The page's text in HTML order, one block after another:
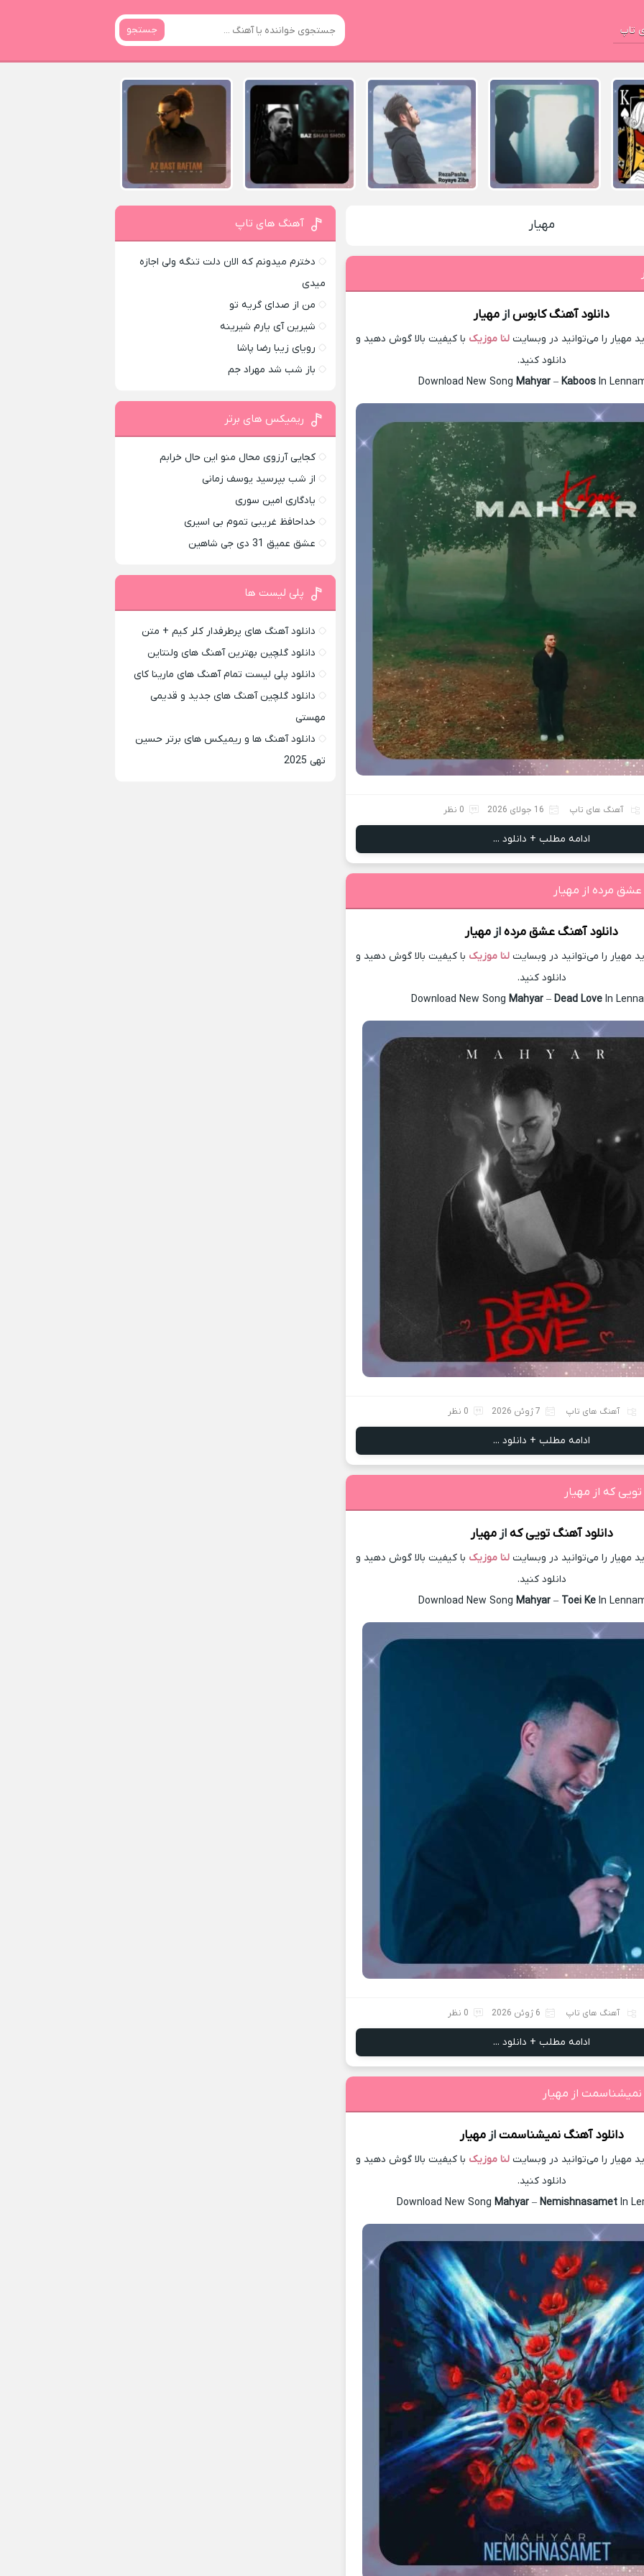
تاپ جستجو
مهیار
دانلود آهنگکابوسازمهیار
را می‌توانید در وبسایت لنا موزیک با کیفیت بالا گوش دهید و
دانلود کنید.
Download New Song Mahyar– KaboosIn
آهنگ های تاپ 16 جولای 2026 0 نظر
ادامه مطلب + دانلود ...
مرده از مهیار
دانلود آهنگ عشق مردهازمهیار
را می‌توانید در وبسایت لنا موزیک با کیفیت بالا گوش دهید و
دانلود کنید.
Download New SongMahyar –Dead Love In
آهنگ های تاپ 7 ژوئن 2026 0 نظر
ادامه مطلب + دانلود ...
که از مهیار
دانلود آهنگتویی کهازمهیار
را می‌توانید در وبسایت لنا موزیک با کیفیت بالا گوش دهید و
دانلود کنید.
Download New Song Mahyar– Toei KeIn
آهنگ های تاپ 6 ژوئن 2026 0 نظر
ادامه مطلب + دانلود ...
نمیشناسمت از مهیار
دانلود آهنگنمیشناسمتازمهیار
را می‌توانید در وبسایت لنا موزیک با کیفیت بالا گوش دهید و
دانلود کنید.
Download New Song Mahyar– NemishnasametIn
آهنگ های تاپ
دخترم میدونم که الان دلت تنگه ولی اجازه
میدی
من از صدای گريه تو
شیرین آی یارم شیرینه
رویای زیبا رضا پاشا
باز شب شد مهراد جم
ریمیکس های برتر
کجایی آرزوی محال منو این حال خرابم
از شب بپرسید یوسف زمانی
یادگاری امین سوری
خداحافظ غریبی تموم بی اسیری
عشق عمیق 31 دی جی شاهین
پلی لیست ها
دانلود آهنگ های پرطرفدار کلر کیم + متن
دانلود گلچین بهترین آهنگ های ولنتاین
دانلود پلی لیست تمام آهنگ های مارینا کای
دانلود گلچین آهنگ های جدید و قدیمی
مهستی
دانلود آهنگ ها و ریمیکس های برتر حسین
تهی 2025